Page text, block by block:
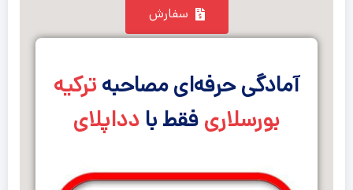
سفارش
آمادگی حرفه‌ای مصاحبهترکیه
بورسلاری فقط با دداپلای